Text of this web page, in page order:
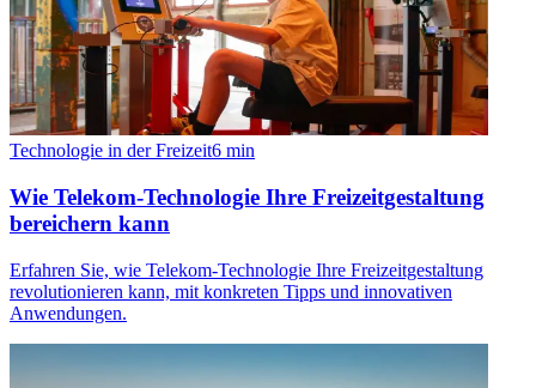
Technologie in der Freizeit6 min
Wie Telekom-Technologie Ihre Freizeitgestaltung
bereichern kann
Erfahren Sie, wie Telekom-Technologie Ihre Freizeitgestaltung
revolutionieren kann, mit konkreten Tipps und innovativen
Anwendungen.